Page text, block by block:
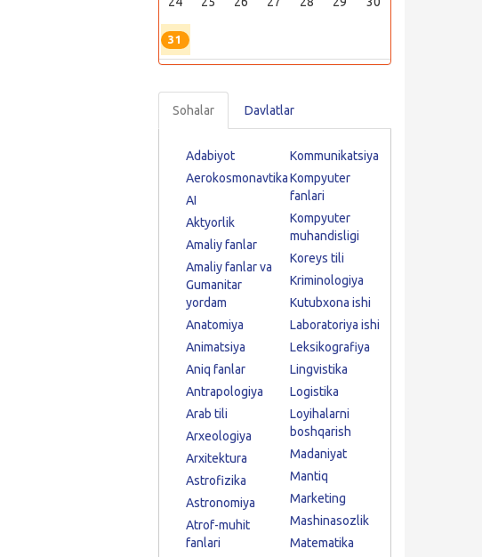
31
Sohalar Davlatlar
Adabiyot
Aerokosmonavtika
AI
Aktyorlik
Amaliy fanlar
Amaliy fanlar va
Gumanitar
yordam
Anatomiya
Animatsiya
Aniq fanlar
Antrapologiya
Arab tili
Arxeologiya
Arxitektura
Astrofizika
Astronomiya
Atrof-muhit
fanlari
Kommunikatsiya
Kompyuter
fanlari
Kompyuter
muhandisligi
Koreys tili
Kriminologiya
Kutubxona ishi
Laboratoriya ishi
Leksikografiya
Lingvistika
Logistika
Loyihalarni
boshqarish
Madaniyat
Mantiq
Marketing
Mashinasozlik
Matematika